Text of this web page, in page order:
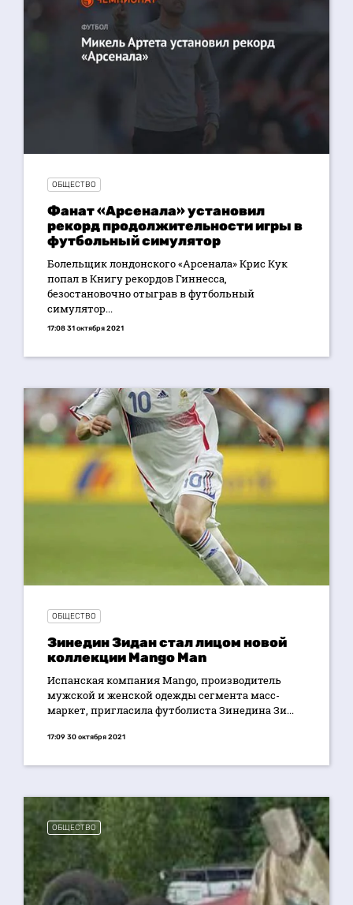
ОБЩЕСТВО
Фанат «Арсенала» установил
рекорд продолжительности игры в
футбольный симулятор
Болельщик лондонского «Арсенала» Крис Кук
попал в Книгу рекордов Гиннесса,
безостановочно отыграв в футбольный
симулятор...
17:08 31 октября 2021
ОБЩЕСТВО
Зинедин Зидан стал лицом новой
коллекции Mango Man
Испанская компания Mango, производитель
мужской и женской одежды сегмента масс-
маркет, пригласила футболиста Зинедина Зи...
17:09 30 октября 2021
ОБЩЕСТВО